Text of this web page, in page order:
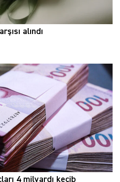
alındı
4 milyardı keçib